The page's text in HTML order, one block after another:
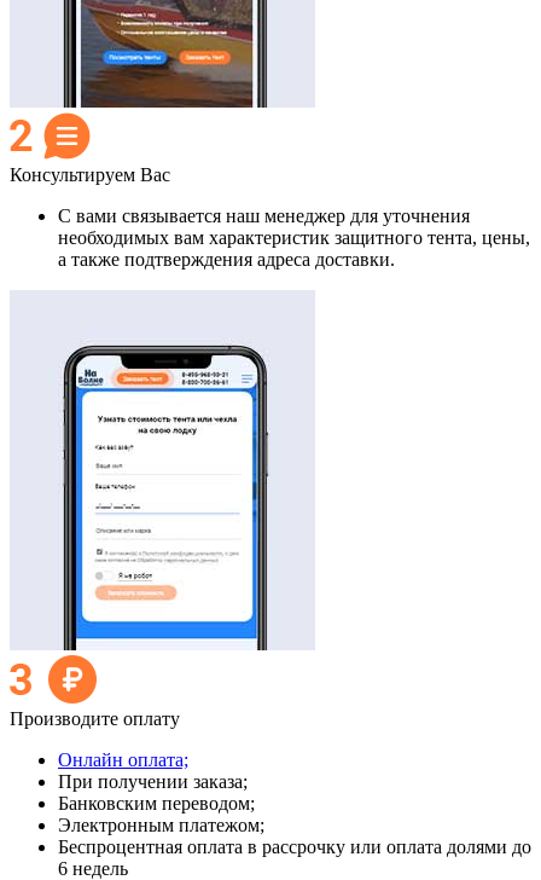
Консультируем Вас
С вами связывается наш менеджер для уточнения
необходимых вам характеристик защитного тента, цены,
а также подтверждения адреса доставки.
Производите оплату
Онлайн оплата;
При получении заказа;
Банковским переводом;
Электронным платежом;
Беспроцентная оплата в рассрочку или оплата долями до
6 недель